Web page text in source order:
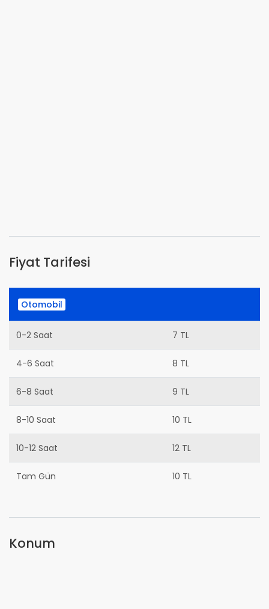
Fiyat Tarifesi
Otomobil
0-2 Saat 7 TL
4-6 Saat 8 TL
6-8 Saat 9 TL
8-10 Saat 10 TL
10-12 Saat 12 TL
Tam Gün 10 TL
Konum